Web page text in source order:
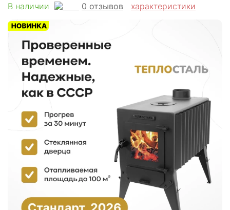
В наличии 0 отзывов характеристики